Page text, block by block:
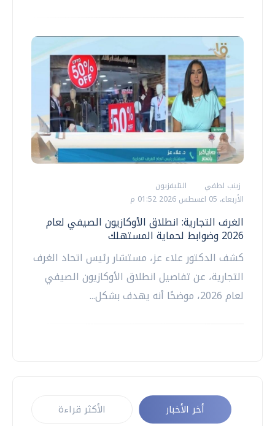
زينب لطفي
التليفزيون
الأربعاء، 05 اغسطس 2026 01:52 م
الغرف التجارية: انطلاق الأوكازيون الصيفي لعام
2026 وضوابط لحماية المستهلك
كشف الدكتور علاء عز، مستشار رئيس اتحاد الغرف
التجارية، عن تفاصيل انطلاق الأوكازيون الصيفي
لعام 2026، موضحًا أنه يهدف بشكل...
أخر الأخبار الأكثر قراءة